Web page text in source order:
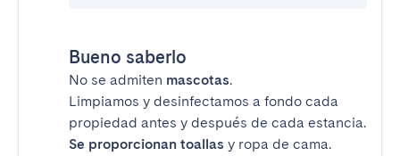
Bueno saberlo
No se admiten mascotas.
Limpiamos y desinfectamos a fondo cada
propiedad antes y después de cada estancia.
Se proporcionan toallas y ropa de cama.